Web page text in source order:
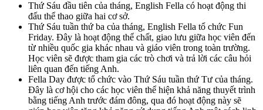
Thứ Sáu đầu tiên của tháng, English Fella có hoạt động thi
đấu thể thao giữa hai cơ sở.
Thứ Sáu tuần thứ ba của tháng, English Fella tổ chức Fun
Friday. Đây là hoạt động thể chất, giao lưu giữa học viên đến
từ nhiều quốc gia khác nhau và giáo viên trong toàn trường.
Học viên sẽ được tham gia các trò chơi và trả lời các câu hỏi
liên quan đến tiếng Anh.
Fella Day được tổ chức vào Thứ Sáu tuần thứ Tư của tháng.
Đây là cơ hội cho các học viên thể hiện khả năng thuyết trình
bằng tiếng Anh trước đám đông, qua đó hoạt động này sẽ